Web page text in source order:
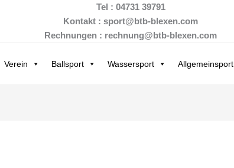
Tel : 04731 39791
Kontakt : sport@btb-blexen.com
Rechnungen : rechnung@btb-blexen.com
Verein Ballsport Wassersport Allgemeinsport